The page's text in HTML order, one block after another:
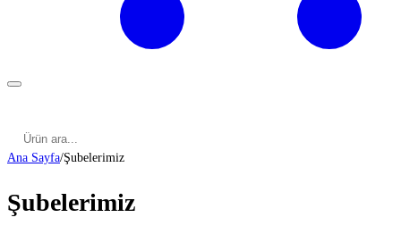
Ana Sayfa/Şubelerimiz
Şubelerimiz